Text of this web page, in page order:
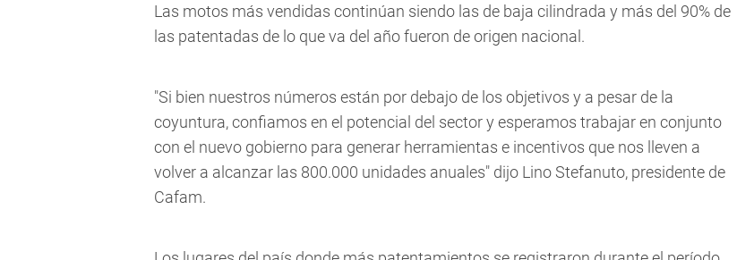
Las motos más vendidas continúan siendo las de baja cilindrada y más del 90% de
las patentadas de lo que va del año fueron de origen nacional.
"Si bien nuestros números están por debajo de los objetivos y a pesar de la
coyuntura, confiamos en el potencial del sector y esperamos trabajar en conjunto
con el nuevo gobierno para generar herramientas e incentivos que nos lleven a
volver a alcanzar las 800.000 unidades anuales" dijo Lino Stefanuto, presidente de
Cafam.